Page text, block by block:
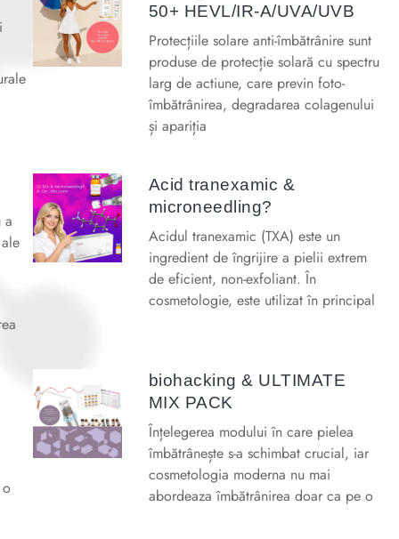
a
50+ HEVL/IR-A/UVA/UVB
Protecțiile solare anti-îmbătrânire sunt
produse de protecție solară cu spectru
larg de actiune, care previn foto-
îmbătrânirea, degradarea colagenului
și apariția
Acid tranexamic &
microneedling?
Acidul tranexamic (TXA) este un
ingredient de îngrijire a pielii extrem
de eficient, non-exfoliant. În
cosmetologie, este utilizat în principal
biohacking & ULTIMATE
MIX PACK
Înțelegerea modului în care pielea
îmbătrânește s-a schimbat crucial, iar
cosmetologia moderna nu mai
abordeaza îmbătrânirea doar ca pe o